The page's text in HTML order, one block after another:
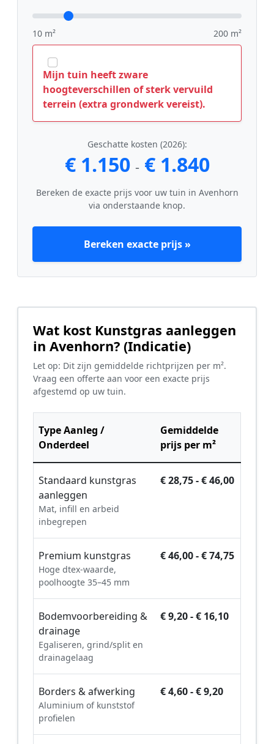
10 m² 200 m²
Mijn tuin heeft zware
hoogteverschillen of sterk vervuild
terrein (extra grondwerk vereist).
Geschatte kosten (2026):
€ 1.150 - € 1.840
Bereken de exacte prijs voor uw tuin in Avenhorn
via onderstaande knop.
Bereken exacte prijs »
Wat kost Kunstgras aanleggen
in Avenhorn? (Indicatie)
Let op: Dit zijn gemiddelde richtprijzen per m².
Vraag een offerte aan voor een exacte prijs
afgestemd op uw tuin.
Type Aanleg /
Onderdeel
Gemiddelde
prijs per m²
Standaard kunstgras
aanleggen
Mat, infill en arbeid
inbegrepen
€ 28,75 - € 46,00
Premium kunstgras
Hoge dtex-waarde,
poolhoogte 35–45 mm
€ 46,00 - € 74,75
Bodemvoorbereiding &
drainage
Egaliseren, grind/split en
drainagelaag
€ 9,20 - € 16,10
Borders & afwerking
Aluminium of kunststof
profielen
€ 4,60 - € 9,20